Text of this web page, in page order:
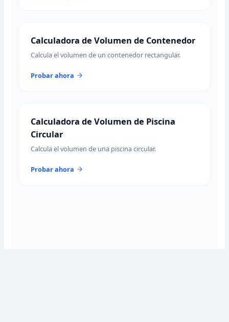
Calculadora de Volumen de Contenedor
Calcula el volumen de un contenedor rectangular.
Probar ahora
Calculadora de Volumen de Piscina
Circular
Calcula el volumen de una piscina circular.
Probar ahora